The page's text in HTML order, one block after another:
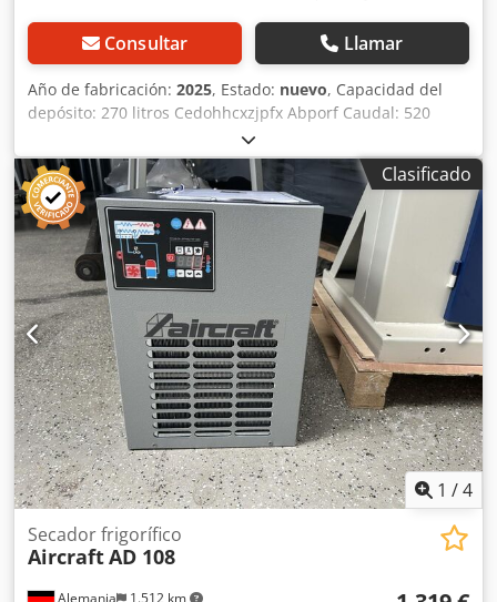
Consultar Llamar
Año de fabricación: 2025, Estado: nuevo, Capacidad del
depósito: 270 litros Cedohhcxzjpfx Abporf Caudal: 520
litros/min Potencia del motor: 4 kW Secador refrigerante: Sí
Clasificado
1 /4
Secador frigorífico
AircraftAD 108